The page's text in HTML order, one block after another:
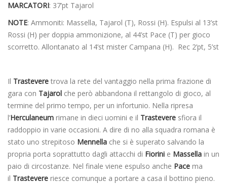
MARCATORI: 37’pt Tajarol
NOTE: Ammoniti: Massella, Tajarol (T), Rossi (H). Espulsi al 13’st
Rossi (H) per doppia ammonizione, al 44’st Pace (T) per gioco
scorretto. Allontanato al 14’st mister Campana (H). Rec 2’pt, 5’st
Il Trastevere trova la rete del vantaggio nella prima frazione di
gara con Tajarol che però abbandona il rettangolo di gioco, al
termine del primo tempo, per un infortunio. Nella ripresa
l’Herculaneum rimane in dieci uomini e il Trastevere sfiora il
raddoppio in varie occasioni. A dire di no alla squadra romana è
stato uno strepitoso Mennella che si è superato salvando la
propria porta soprattutto dagli attacchi di Fiorini e Massella in un
paio di circostanze. Nel finale viene espulso anche Pace ma
il Trastevere riesce comunque a portare a casa il bottino pieno.